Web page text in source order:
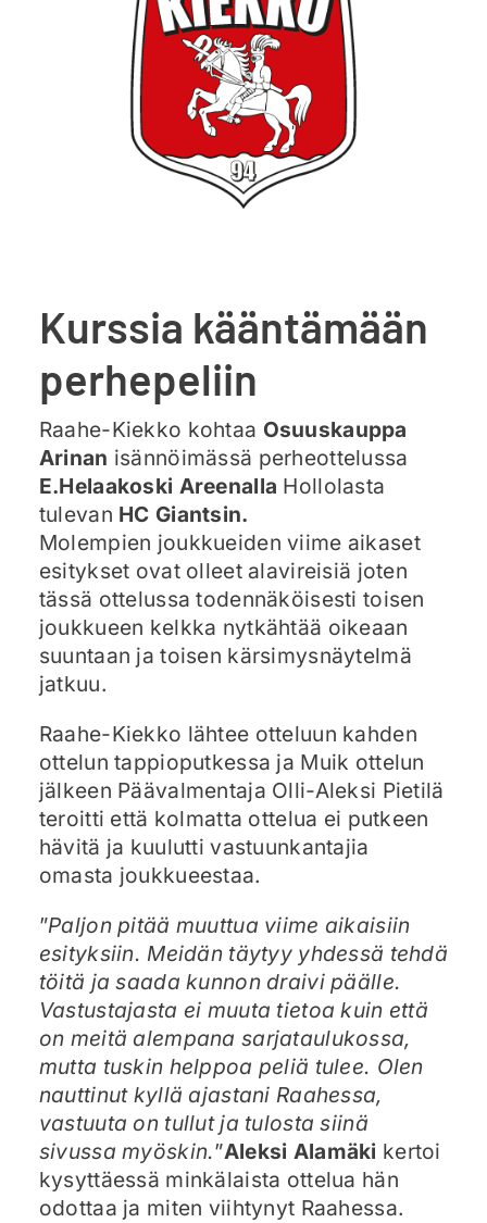
Ajankohtaista
Kurssia kääntämään
perhepeliin
Raahe-Kiekko kohtaa Osuuskauppa
Arinan isännöimässä perheottelussa
E.Helaakoski Areenalla Hollolasta
tulevan HC Giantsin.
Molempien joukkueiden viime aikaset
esitykset ovat olleet alavireisiä joten
tässä ottelussa todennäköisesti toisen
joukkueen kelkka nytkähtää oikeaan
suuntaan ja toisen kärsimysnäytelmä
jatkuu.
Raahe-Kiekko lähtee otteluun kahden
ottelun tappioputkessa ja Muik ottelun
jälkeen Päävalmentaja Olli-Aleksi Pietilä
teroitti että kolmatta ottelua ei putkeen
hävitä ja kuulutti vastuunkantajia
omasta joukkueestaa.
”Paljon pitää muuttua viime aikaisiin
esityksiin. Meidän täytyy yhdessä tehdä
töitä ja saada kunnon draivi päälle.
Vastustajasta ei muuta tietoa kuin että
on meitä alempana sarjataulukossa,
mutta tuskin helppoa peliä tulee. Olen
nauttinut kyllä ajastani Raahessa,
vastuuta on tullut ja tulosta siinä
sivussa myöskin.”Aleksi Alamäki kertoi
kysyttäessä minkälaista ottelua hän
odottaa ja miten viihtynyt Raahessa.